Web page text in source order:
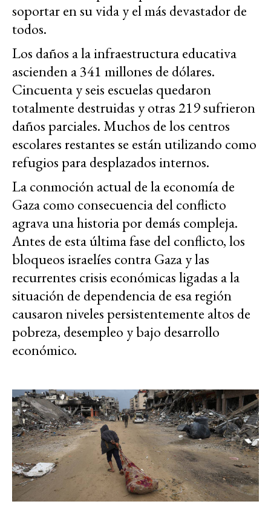
soportar en su vida y el más devastador de
todos.
Los daños a la infraestructura educativa
ascienden a 341 millones de dólares.
Cincuenta y seis escuelas quedaron
totalmente destruidas y otras 219 sufrieron
daños parciales. Muchos de los centros
escolares restantes se están utilizando como
refugios para desplazados internos.
La conmoción actual de la economía de
Gaza como consecuencia del conflicto
agrava una historia por demás compleja.
Antes de esta última fase del conflicto, los
bloqueos israelíes contra Gaza y las
recurrentes crisis económicas ligadas a la
situación de dependencia de esa región
causaron niveles persistentemente altos de
pobreza, desempleo y bajo desarrollo
económico.